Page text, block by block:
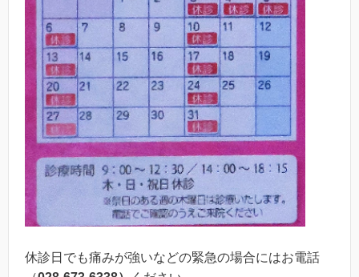
休診日でも痛みが強いなどの緊急の場合にはお電話